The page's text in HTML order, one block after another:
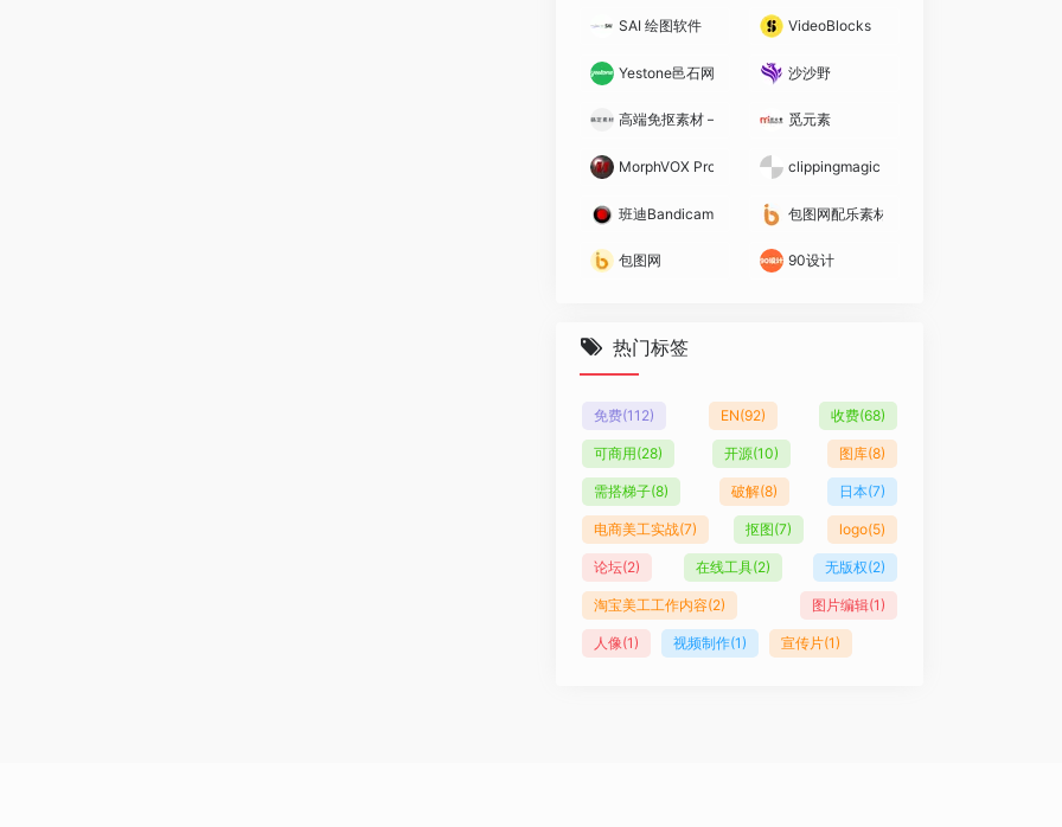
SAI 绘图软件 VideoBlocks
Yestone邑石网 沙沙野
高端免抠素材 – 稿定素材 觅元素
MorphVOX Pro变声软件 clippingmagic – 抠头发神器
班迪Bandicam(高清视频录制软件)包图网配乐素材
包图网 90设计
热门标签
免费(112) EN(92) 收费(68)
可商用(28) 开源(10) 图库(8)
需搭梯子(8) 破解(8) 日本(7)
电商美工实战(7) 抠图(7) logo(5)
论坛(2) 在线工具(2) 无版权(2)
淘宝美工工作内容(2) 图片编辑(1)
人像(1) 视频制作(1) 宣传片(1)